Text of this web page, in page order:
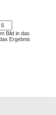
Bild in das
Ergebnis